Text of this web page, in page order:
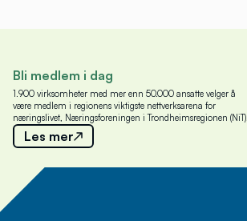
Bli medlem i dag
1.900 virksomheter med mer enn 50.000 ansatte velger å
være medlem i regionens viktigste nettverksarena for
næringslivet, Næringsforeningen i Trondheimsregionen (NiT).
Les mer